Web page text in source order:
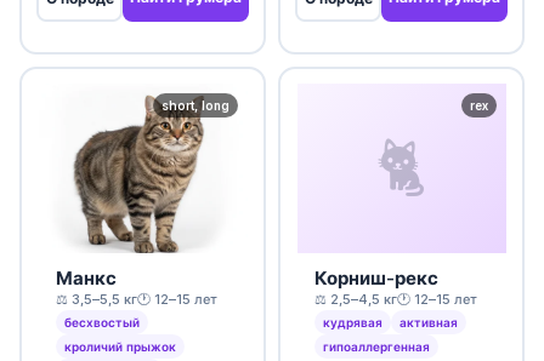
short, long
Манкс
⚖️ 3,5–5,5 кг🕐 12–15 лет
бесхвостый
кроличий прыжок
🐈
rex
Корниш-рекс
⚖️ 2,5–4,5 кг🕐 12–15 лет
кудрявая
активная
гипоаллергенная